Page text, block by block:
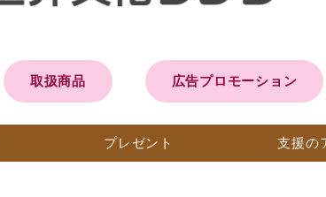
取扱商品 広告プロモーション
プレ ゼント 支援の